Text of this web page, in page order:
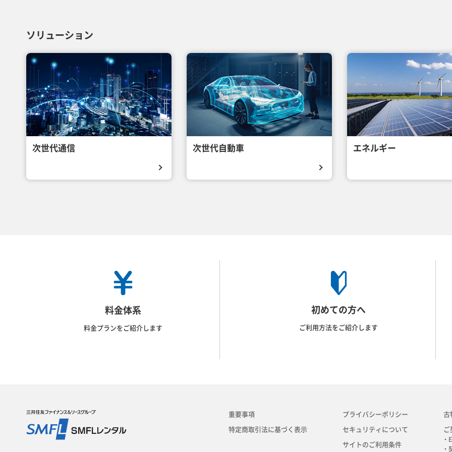
ソリューション
次世代通信 次世代自動車 エネルギー
料金体系
料金プランをご紹介します
初めての方へ
ご利用方法をご紹介します
重要事項
特定商取引法に基づく表示
プライバシーポリシー
セキュリティについて
サイトのご利用条件
古
ご
・
・